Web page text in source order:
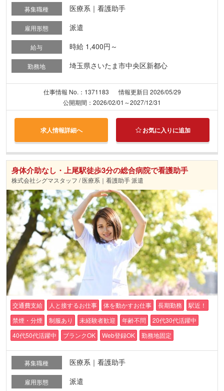
募集職種 医療系｜看護助手
雇用形態 派遣
給与 時給 1,400円～
勤務地 埼玉県さいたま市中央区新都心
仕事情報 No.：1371183
情報更新日 2026/05/29
公開期間：2026/02/01～2027/12/31
求人情報詳細へ お気に入りに追加
身体介助なし・上尾駅徒歩3分の総合病院で看護助手
株式会社シグマスタッフ / 医療系｜看護助手 派遣
交通費支給 人と接するお仕事 体を動かすお仕事 長期勤務
駅近！
禁煙・分煙
制服あり 未経験者歓迎 年齢不問
20代30代活躍中
40代50代活躍中
ブランクOK Web登録OK 勤務地固定
募集職種 医療系｜看護助手
雇用形態 派遣